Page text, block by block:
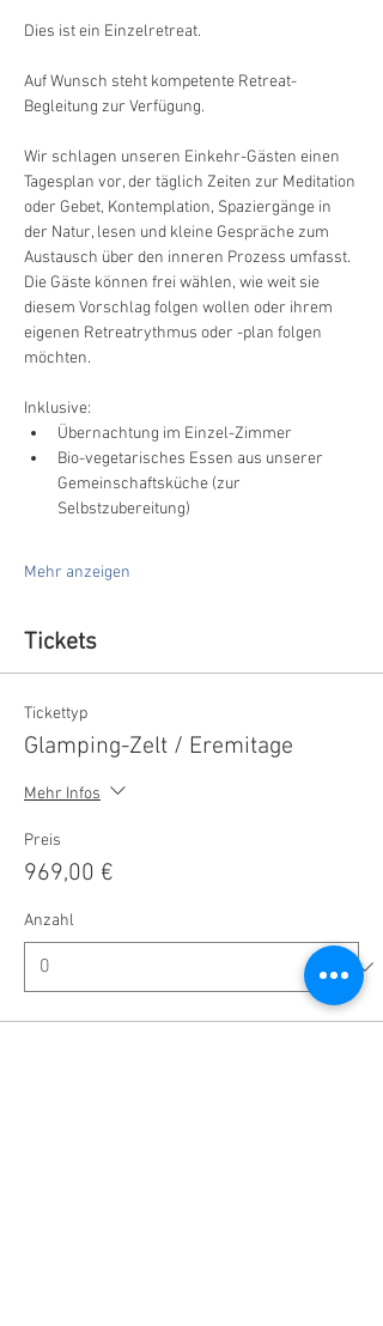
Dies ist ein Einzelretreat.
Auf Wunsch steht kompetente Retreat-
Begleitung zur Verfügung.
Wir schlagen unseren Einkehr-Gästen einen
Tagesplan vor, der täglich Zeiten zur Meditation
oder Gebet, Kontemplation, Spaziergänge in
der Natur, lesen und kleine Gespräche zum
Austausch über den inneren Prozess umfasst.
Die Gäste können frei wählen, wie weit sie
diesem Vorschlag folgen wollen oder ihrem
eigenen Retreatrythmus oder -plan folgen
möchten.
Inklusive:
Übernachtung im Einzel-Zimmer
Bio-vegetarisches Essen aus unserer
Gemeinschaftsküche (zur
Selbstzubereitung)
Mehr anzeigen
Tickets
Tickettyp
Glamping-Zelt / Eremitage
Mehr Infos
Preis
969,00 €
Anzahl